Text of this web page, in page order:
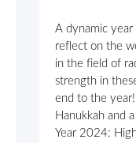
A dynamic year
reflect on the
in the field of
strength in
end to the
Hanukkah and
Year 2024: